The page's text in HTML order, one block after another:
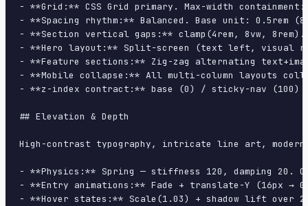
- **Grid:** CSS Grid primary. Max-width
- **Spacing rhythm:** Balanced. Base unit: 0.5rem
- **Section vertical gaps:** clamp(4rem, 8vw, 8rem).
- **Hero layout:** Split-screen (text left, visual
- **Feature sections:** Zig-zag alternating
- **Mobile collapse:** All multi-column layouts
- **z-index contract:** base (0) / sticky-nav
## Elevation & Depth
High-contrast typography, intricate line art,
- **Physics:** Spring — stiffness 120, damping 20.
- **Entry animations:** Fade + translate-Y (16px →
- **Hover states:** Scale(1.03) + shadow lift over